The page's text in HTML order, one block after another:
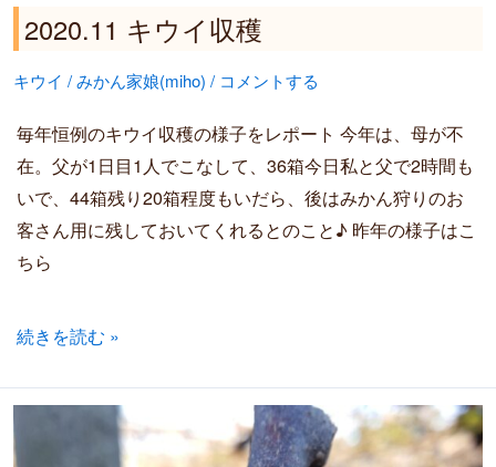
2020.11 キウイ収穫
キウイ /みかん家娘(miho) / コメントする
毎年恒例のキウイ収穫の様子をレポート 今年は、母が不
在。父が1日目1人でこなして、36箱今日私と父で2時間も
いで、44箱残り20箱程度もいだら、後はみかん狩りのお
客さん用に残しておいてくれるとのこと♪ 昨年の様子はこ
ちら
続きを読む »
ウ